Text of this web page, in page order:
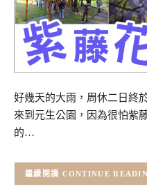
好幾天的大雨，周休二日終
來到元生公園，因為很怕紫
的…
CONTINUE